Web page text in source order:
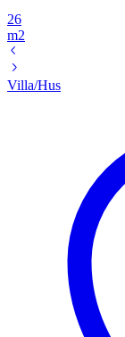
26
m2
Villa/Hus